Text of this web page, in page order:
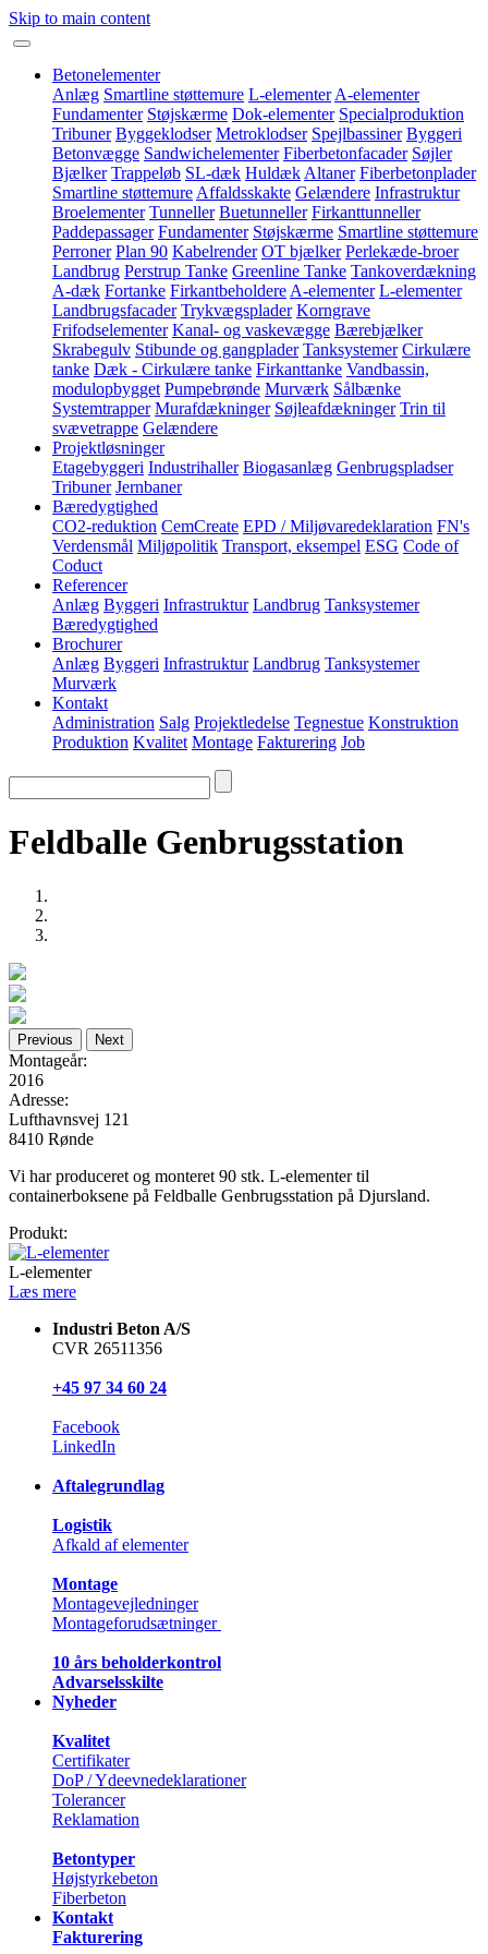
Skip to main content
Betonelementer
Anlæg Smartline støttemure L-elementer A-elementer
Fundamenter Støjskærme Dok-elementer Specialproduktion
Tribuner Byggeklodser Metroklodser Spejlbassiner Byggeri
Betonvægge Sandwichelementer Fiberbetonfacader Søjler
Bjælker Trappeløb SL-dæk Huldæk Altaner Fiberbetonplader
Smartline støttemure Affaldsskakte Gelændere Infrastruktur
Broelementer Tunneller Buetunneller Firkanttunneller
Paddepassager Fundamenter Støjskærme Smartline støttemure
Perroner Plan 90 Kabelrender OT bjælker Perlekæde-broer
Landbrug Perstrup Tanke Greenline Tanke Tankoverdækning
A-dæk Fortanke Firkantbeholdere A-elementer L-elementer
Landbrugsfacader Trykvægsplader Korngrave
Frifodselementer Kanal- og vaskevægge Bærebjælker
Skrabegulv Stibunde og gangplader Tanksystemer Cirkulære
tanke Dæk - Cirkulære tanke Firkanttanke Vandbassin,
modulopbygget Pumpebrønde Murværk Sålbænke
Systemtrapper Murafdækninger Søjleafdækninger Trin til
svævetrappe Gelændere
Projektløsninger
Etagebyggeri Industrihaller Biogasanlæg Genbrugspladser
Tribuner Jernbaner
Bæredygtighed
CO2-reduktion CemCreate EPD / Miljøvaredeklaration FN's
Verdensmål Miljøpolitik Transport, eksempel ESG Code of
Coduct
Referencer
Anlæg Byggeri Infrastruktur Landbrug Tanksystemer
Bæredygtighed
Brochurer
Anlæg Byggeri Infrastruktur Landbrug Tanksystemer
Murværk
Kontakt
Administration Salg Projektledelse Tegnestue Konstruktion
Produktion Kvalitet Montage Fakturering Job
Feldballe Genbrugsstation
Previous Next
Montageår:
2016
Adresse:
Lufthavnsvej 121
8410 Rønde
Vi har produceret og monteret 90 stk. L-elementer til
containerboksene på Feldballe Genbrugsstation på Djursland.
Produkt:
L-elementer
Læs mere
Industri Beton A/S
CVR 26511356
+45 97 34 60 24
Facebook
LinkedIn
Aftalegrundlag
Logistik
Afkald af elementer
Montage
Montagevejledninger
Montageforudsætninger
10 års beholderkontrol
Advarselsskilte
Nyheder
Kvalitet
Certifikater
DoP / Ydeevnedeklarationer
Tolerancer
Reklamation
Betontyper
Højstyrkebeton
Fiberbeton
Kontakt
Fakturering